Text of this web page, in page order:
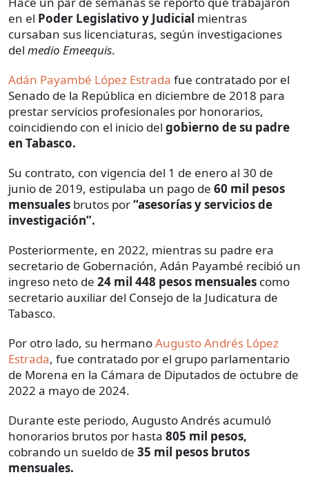
en el Poder Legislativo y Judicial mientras
cursaban sus licenciaturas, según investigaciones
del medio Emeequis.
Adán Payambé López Estrada fue contratado por el
Senado de la República en diciembre de 2018 para
prestar servicios profesionales por honorarios,
coincidiendo con el inicio del gobierno de su padre
en Tabasco.
Su contrato, con vigencia del 1 de enero al 30 de
junio de 2019, estipulaba un pago de 60 mil pesos
mensuales brutos por“asesorías y servicios de
investigación”.
Posteriormente, en 2022, mientras su padre era
secretario de Gobernación, Adán Payambé recibió un
ingreso neto de 24 mil 448 pesos mensuales como
secretario auxiliar del Consejo de la Judicatura de
Tabasco.
Por otro lado, su hermanoAugusto Andrés López
Estrada, fue contratado por el grupo parlamentario
de Morena en la Cámara de Diputados de octubre de
2022 a mayo de 2024.
Durante este periodo, Augusto Andrés acumuló
honorarios brutos por hasta 805 mil pesos,
cobrando un sueldo de 35 mil pesos brutos
mensuales.